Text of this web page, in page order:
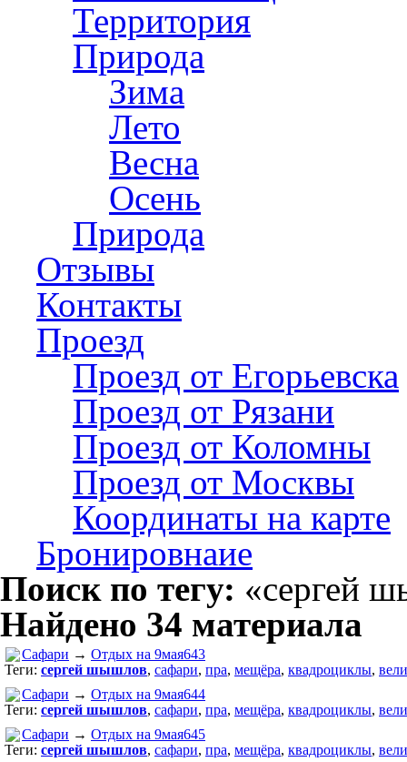
Территория
Природа
Зима
Лето
Весна
Осень
Природа
Отзывы
Контакты
Проезд
Проезд от Егорьевска
Проезд от Рязани
Проезд от Коломны
Проезд от Москвы
Координаты на карте
Бронировнаие
Поиск по тегу: «сергей
Найдено 34 материала
Сафари → Отдых на 9мая643
Теги: сергей шышлов, сафари, пра, мещёра, квадроциклы,
Сафари → Отдых на 9мая644
Теги: сергей шышлов, сафари, пра, мещёра, квадроциклы,
Сафари → Отдых на 9мая645
Теги: сергей шышлов, сафари, пра, мещёра, квадроциклы,